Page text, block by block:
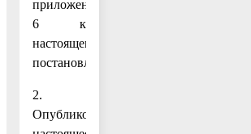
приложению
6 к
настоящему
постановлению.
2.
Опубликовать